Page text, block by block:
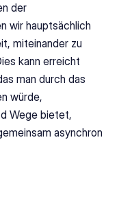
der
wir hauptsächlich
miteinander zu
kann erreicht
man durch das
würde,
Wege bietet,
asynchron